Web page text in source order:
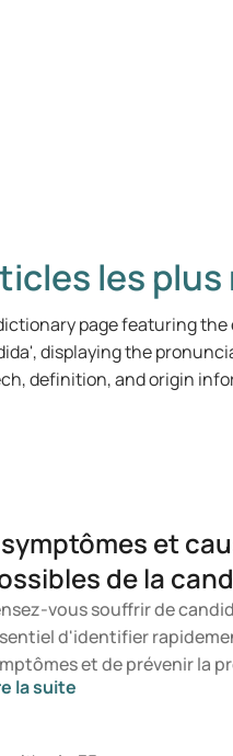
les
et
de la
vous souffrir de
d'identifier
et de prévenir la
champignon. Dans cet
la suite